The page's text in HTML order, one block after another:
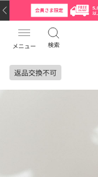
メニュー 検索
返品交換不可